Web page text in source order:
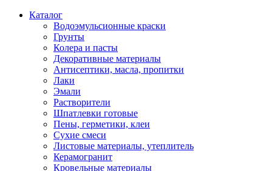
Каталог
Водоэмульсионные краски
Грунты
Колера и пасты
Декоративные материалы
Антисептики, масла, пропитки
Лаки
Эмали
Растворители
Шпатлевки готовые
Пены, герметики, клеи
Сухие смеси
Листовые материалы, утеплитель
Керамогранит
Кровельные материалы